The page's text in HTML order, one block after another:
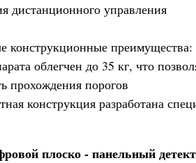
дистанционного управления
конструкционные преимущества:
облегчен до 35 кг, что
прохождения порогов
конструкция разработана
плоско - панельный